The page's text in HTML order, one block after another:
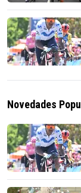
Novedades